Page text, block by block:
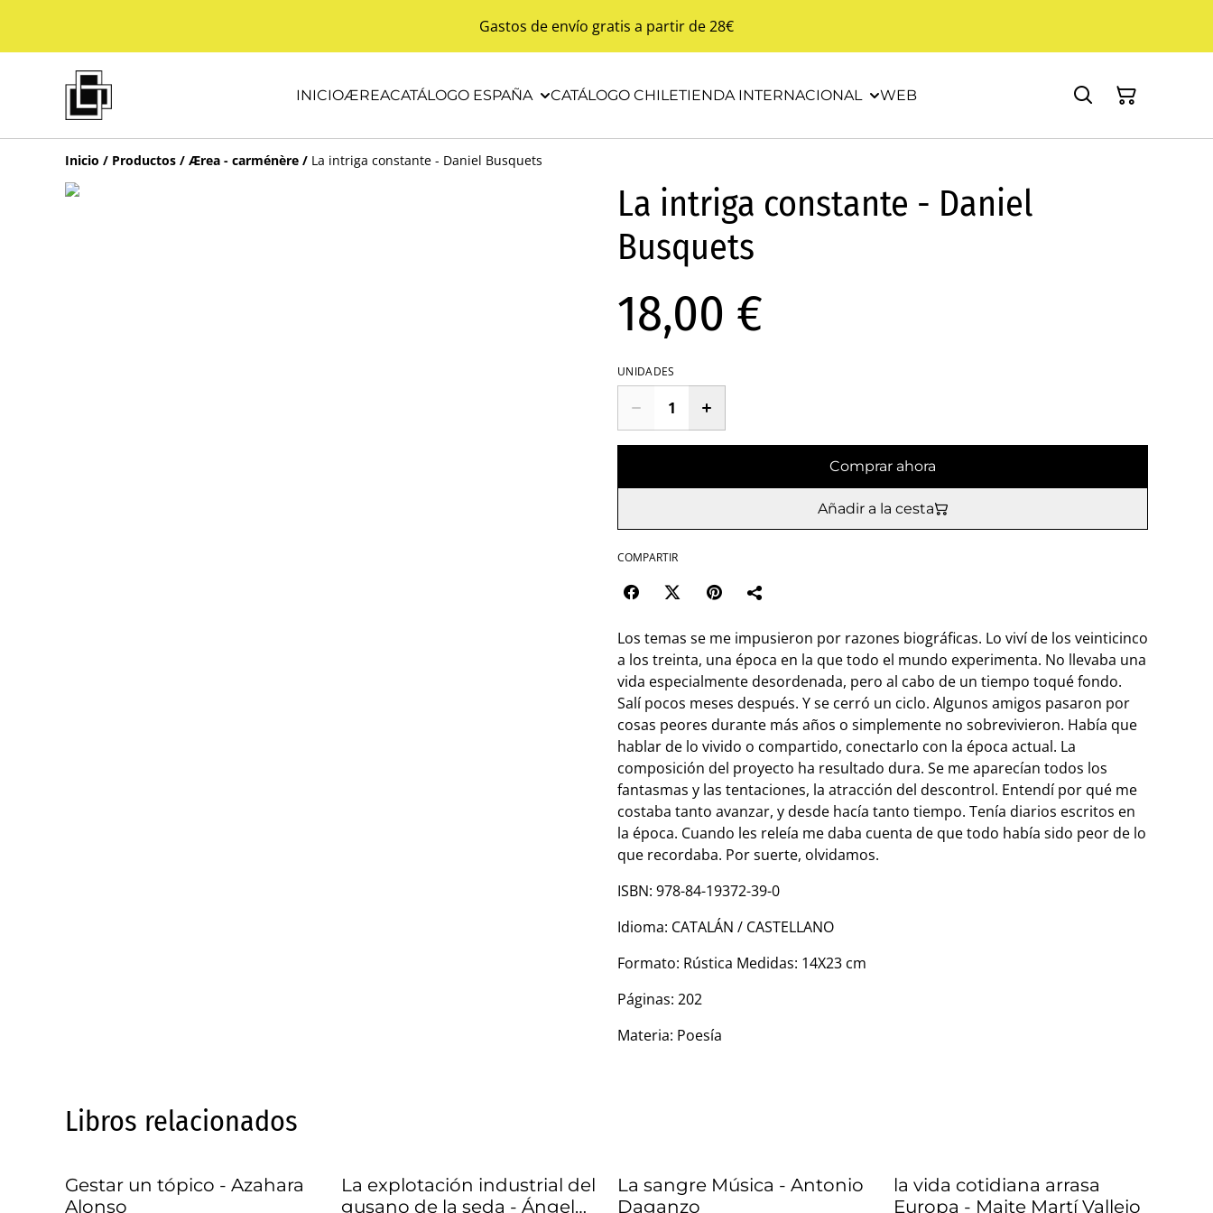
Gastos de envío gratis a partir de 28€
INICIOÆREACATÁLOGO ESPAÑA CATÁLOGO CHILETIENDA INTERNACIONAL WEB
Inicio / Productos / Ærea - carménère / La intriga constante - Daniel Busquets
La intriga constante - Daniel
Busquets
18,00 €
UNIDADES
Comprar ahora
Añadir a la cesta
COMPARTIR
Los temas se me impusieron por razones biográficas. Lo viví de los veinticinco
a los treinta, una época en la que todo el mundo experimenta. No llevaba una
vida especialmente desordenada, pero al cabo de un tiempo toqué fondo.
Salí pocos meses después. Y se cerró un ciclo. Algunos amigos pasaron por
cosas peores durante más años o simplemente no sobrevivieron. Había que
hablar de lo vivido o compartido, conectarlo con la época actual. La
composición del proyecto ha resultado dura. Se me aparecían todos los
fantasmas y las tentaciones, la atracción del descontrol. Entendí por qué me
costaba tanto avanzar, y desde hacía tanto tiempo. Tenía diarios escritos en
la época. Cuando les releía me daba cuenta de que todo había sido peor de lo
que recordaba. Por suerte, olvidamos.
ISBN: 978-84-19372-39-0
Idioma: CATALÁN / CASTELLANO
Formato: Rústica Medidas: 14X23 cm
Páginas: 202
Materia: Poesía
Libros relacionados
Gestar un tópico - Azahara
Alonso
La explotación industrial del
gusano de la seda - Ángel
La sangre Música - Antonio
Daganzo
la vida cotidiana arrasa
Europa - Maite Martí Vallejo